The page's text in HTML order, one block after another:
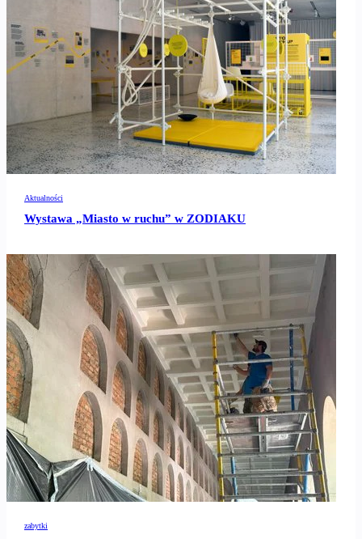
Aktualności
Wystawa „Miasto w ruchu” w ZODIAKU
zabytki